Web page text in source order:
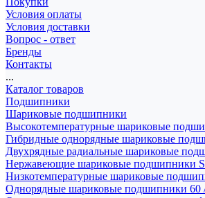
Условия оплаты
Условия доставки
Вопрос - ответ
Бренды
Контакты
...
Каталог товаров
Подшипники
Шариковые подшипники
Высокотемпературные шариковые
Гибридные однорядные шариковые
Двухрядные радиальные шариковые
Нержавеющие шариковые подшипники
Низкотемпературные шариковые
Однорядные шариковые подшипники 60